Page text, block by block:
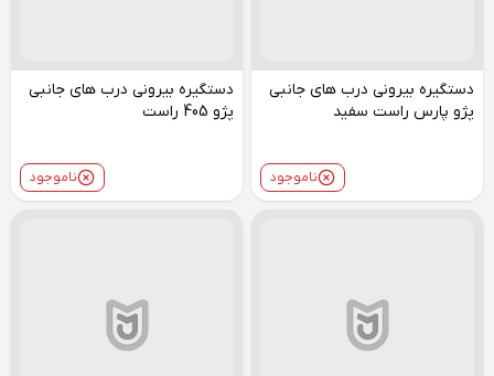
دستگیره بیرونی درب های جانبی
پژو پارس راست سفید
ناموجود
دستگیره بیرونی درب های جانبی
پژو 405 راست
ناموجود